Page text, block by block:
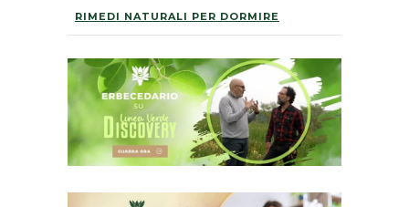
RIMEDI NATURALI PER DORMIRE